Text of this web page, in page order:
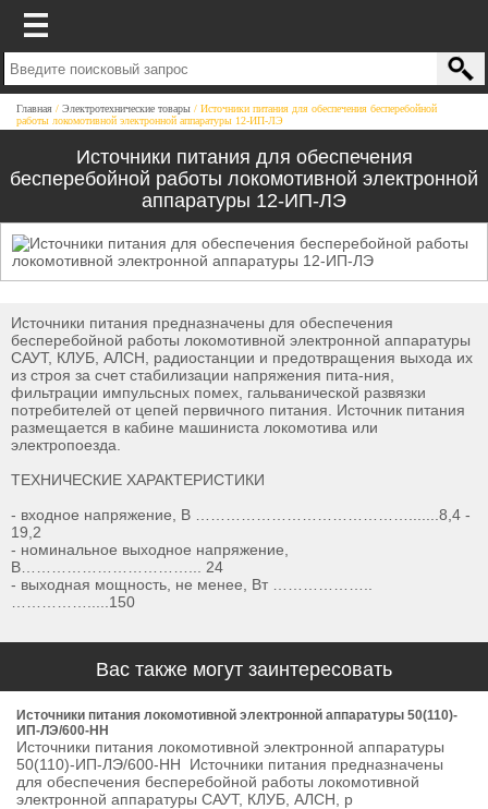
Главная Электротехнические товары
Источники питания для обеспечения бесперебойной
работы локомотивной электронной аппаратуры 12-ИП-ЛЭ
Источники питания для обеспечения
бесперебойной работы локомотивной электронной
аппаратуры 12-ИП-ЛЭ
Источники питания предназначены для обеспечения
бесперебойной работы локомотивной электронной аппаратуры
САУТ, КЛУБ, АЛСН, радиостанции и предотвращения выхода их
из строя за счет стабилизации напряжения пита-ния,
фильтрации импульсных помех, гальванической развязки
потребителей от цепей первичного питания. Источник питания
размещается в кабине машиниста локомотива или
электропоезда.
ТЕХНИЧЕСКИЕ ХАРАКТЕРИСТИКИ
- входное напряжение, В …………………………………….......8,4 -
19,2
- номинальное выходное напряжение,
В……………………………... 24
- выходная мощность, не менее, Вт ………………..
…………….....150
Вас также могут заинтересовать
Источники питания локомотивной электронной аппаратуры 50(110)-
ИП-ЛЭ/600-НН
Источники питания локомотивной электронной аппаратуры
50(110)-ИП-ЛЭ/600-НН Источники питания предназначены
для обеспечения бесперебойной работы локомотивной
электронной аппаратуры САУТ, КЛУБ, АЛСН, р